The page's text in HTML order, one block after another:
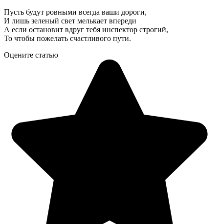
Пусть будут ровными всегда ваши дороги,
И лишь зеленый свет мелькает впереди
А если остановит вдруг тебя инспектор строгий,
То чтобы пожелать счастливого пути.
Оцените статью